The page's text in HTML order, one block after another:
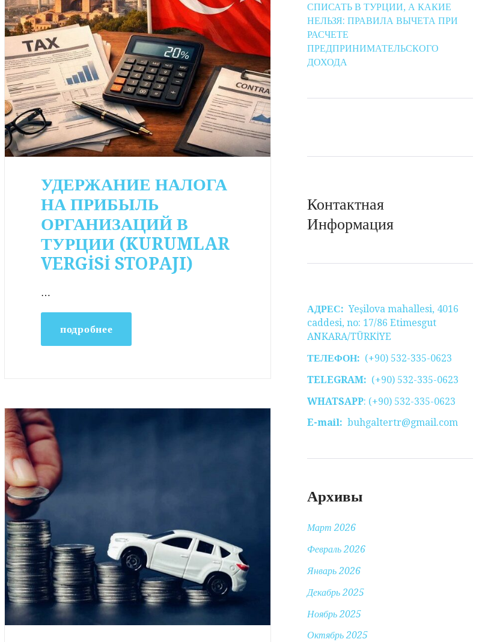
УДЕРЖАНИЕ НАЛОГА
НА ПРИБЫЛЬ
ОРГАНИЗАЦИЙ В
ТУРЦИИ (KURUMLAR
VERGİSİ STOPAJI)
…
подробнее
СПИСАТЬ В ТУРЦИИ, А КАКИЕ
НЕЛЬЗЯ: ПРАВИЛА ВЫЧЕТА ПРИ
РАСЧЕТЕ
ПРЕДПРИНИМАТЕЛЬСКОГО
ДОХОДА
Контактная
Информация
АДРЕС: Yeşilova mahallesi, 4016
caddesi, no: 17/86 Etimesgut
ANKARA/TÜRKİYE
ТЕЛЕФОН: (+90) 532-335-0623
TELEGRAM: (+90) 532-335-0623
WHATSAPP: (+90) 532-335-0623
E-mail: buhgaltertr@gmail.com
Архивы
Март 2026
Февраль 2026
Январь 2026
Декабрь 2025
Ноябрь 2025
Октябрь 2025